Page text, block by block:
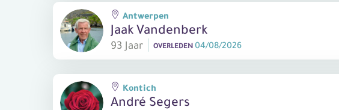
Jaak Vandenberk
93 Jaar
Antwerpen
OVERLEDEN 04/08/2026
André Segers
Kontich